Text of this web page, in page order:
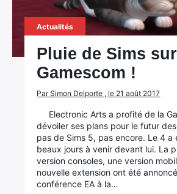
Actualités
Pluie de Sims
Gamescom !
Par Simon Delporte , le 21 août 2017
Electronic Arts a profité de la
dévoiler ses plans pour le futur
pas de Sims 5, pas encore. Le 4 a
beaux jours à venir devant lui. La
version consoles, une version
nouvelle extension ont été
conférence EA à la…